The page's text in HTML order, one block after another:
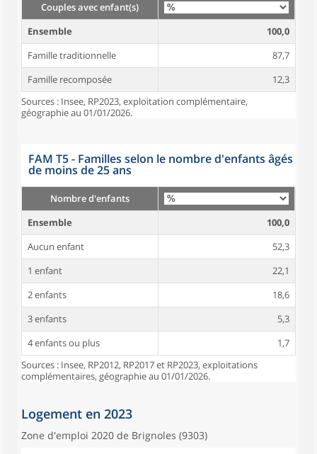
Couples avec enfant(s)
Ensemble
100,0
Famille traditionnelle
87,7
Famille recomposée
12,3
Sources : Insee, RP2023, exploitation complémentaire,
géographie au 01/01/2026.
FAM T5 - Familles selon le nombre d'enfants âgés
de moins de 25 ans
Nombre d'enfants
Ensemble
100,0
Aucun enfant
52,3
1 enfant
22,1
2 enfants
18,6
3 enfants
5,3
4 enfants ou plus
1,7
Sources : Insee, RP2012, RP2017 et RP2023, exploitations
complémentaires, géographie au 01/01/2026.
Logement en 2023
Zone d'emploi 2020 de Brignoles (9303)